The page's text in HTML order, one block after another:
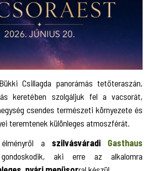
Csillagda panorámás tetőteraszán,
keretében szolgáljuk fel a vacsorát,
csendes természeti környezete és
teremtenek különleges atmoszférát.
a szilvásváradi Gasthaus
aki erre az alkalomra